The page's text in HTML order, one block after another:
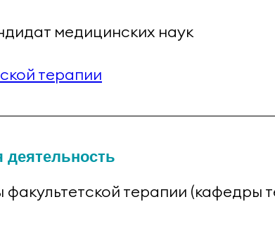
медицинских наук
терапии
деятельность
терапии (кафедры